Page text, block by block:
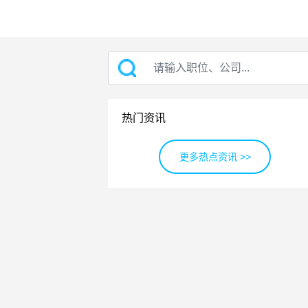
热门资讯
更多热点资讯 >>